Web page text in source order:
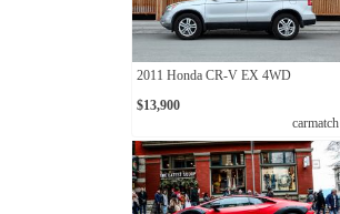
2011 Honda CR-V EX 4WD
$13,900
carmatch